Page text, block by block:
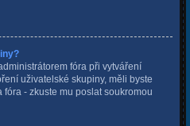
fóra při vytváření
uživatelské skupiny, měli byste
- zkuste mu poslat soukromou